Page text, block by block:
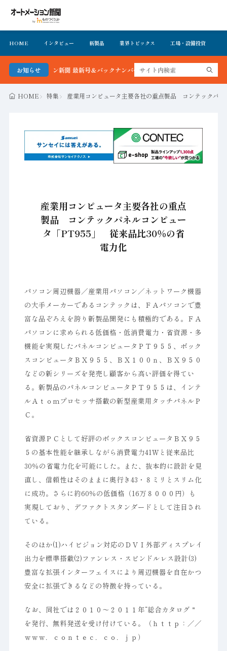
HOME インタビュー 新製品 業界トピックス 工場・設備投資
お知らせ
メーション新聞 最新号＆バックナンバーを無料で公開中 詳細はこちら
HOME 特集 産業用コンピュータ主要各社の重点製品 コンテックパ
産業用コンピュータ主要各社の重点
製品 コンテックパネルコンピュー
タ「PT955」 従来品比30％の省
電力化
パソコン周辺機器／産業用パソコン／ネットワーク機器
の大手メーカーであるコンテックは、ＦＡパソコンで豊
富な品ぞろえを誇り新製品開発にも積極的である。ＦＡ
パソコンに求められる低価格・低消費電力・省資源・多
機能を実現したパネルコンピュータＰＴ９５５、ボック
スコンピュータＢＸ９５５、ＢＸ１００ｎ、ＢＸ９５０
などの新シリーズを発売し顧客から高い評価を得てい
る。新製品のパネルコンピュータＰＴ９５５は、インテ
ルＡｔｏｍプロセッサ搭載の新型産業用タッチパネルＰ
Ｃ。
省資源ＰＣとして好評のボックスコンピュータＢＸ９５
５の基本性能を継承しながら消費電力41Ｗと従来品比
30％の省電力化を可能にした。また、抜本的に設計を見
直し、信頼性はそのままに奥行き43・８ミリとスリム化
に成功。さらに約60％の低価格（16万８０００円）も
実現しており、デファクトスタンダードとして注目され
ている。
そのほか(1)ハイビジョン対応のＤＶＩ外部ディスプレイ
出力を標準搭載(2)ファンレス・スピンドルレス設計(3)
豊富な拡張インターフェイスにより周辺機器を自在かつ
安全に拡張できるなどの特徴を持っている。
なお、同社では２０１０～２０１１年“総合カタログ＂
を発行、無料発送を受け付けている。（ｈｔｔｐ：／／
ｗｗｗ．ｃｏｎｔｅｃ．ｃｏ．ｊｐ）